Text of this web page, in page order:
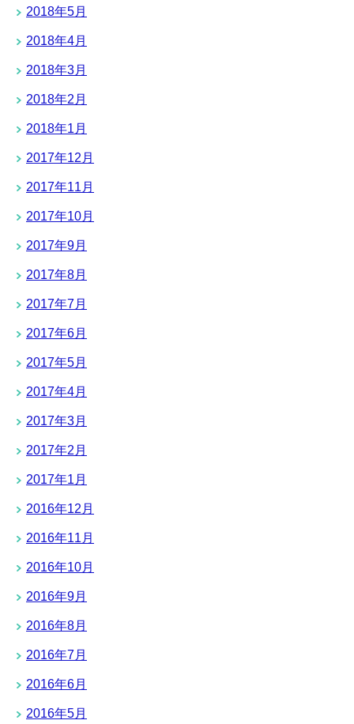
2018年5月
2018年4月
2018年3月
2018年2月
2018年1月
2017年12月
2017年11月
2017年10月
2017年9月
2017年8月
2017年7月
2017年6月
2017年5月
2017年4月
2017年3月
2017年2月
2017年1月
2016年12月
2016年11月
2016年10月
2016年9月
2016年8月
2016年7月
2016年6月
2016年5月